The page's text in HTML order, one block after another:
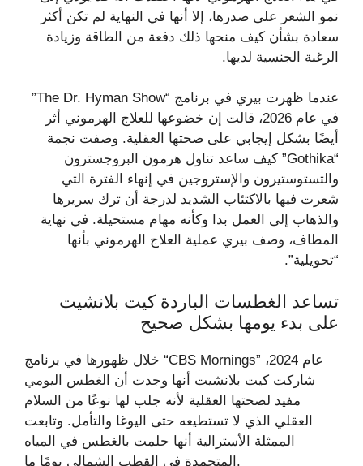
نمو الشعر على صدرها، إلا أنها في النهاية لم تكن أكثر
سعادة بشأن كيف منحها ذلك دفعة من الطاقة وزيادة
الرغبة الجنسية لديها.
عندما ظهرت بيري في برنامج “The Dr. Hyman Show”
في عام 2026، قالت إن خضوعها للعلاج الهرموني أثر
أيضًا بشكل إيجابي على صحتها العقلية. وصفت نجمة
“Gothika” كيف ساعد تناول هرمون البروجسترون
والتستوستيرون والإستروجين في إنهاء الفترة التي
شعرت فيها بالاكتئاب الشديد لدرجة أن ترك سريرها
والذهاب إلى العمل بدا وكأنه مهام مستحيلة. في نهاية
المطاف، وصف بيري عملية العلاج الهرموني بأنها
“تحويلية”.
تساعد الغطسات الباردة كيت بلانشيت
على بدء يومها بشكل صحيح
خلال ظهورها في برنامج “CBS Mornings” عام 2024،
شاركت كيت بلانشيت أنها وجدت أن الغطس اليومي
مفيد لصحتها العقلية لأنه جلب لها نوعًا من السلام
العقلي الذي لا تستطيعه حتى اليوغا والتأمل. وتابعت
الممثلة الأسترالية أنها حلمت بالغطس في المياه
المتجمدة في القطب الشمالي يومًا ما.